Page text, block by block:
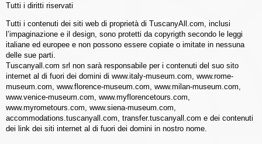
Tutti i diritti riservati
Tutti i contenuti dei siti web di proprietà di TuscanyAll.com, inclusi
l’impaginazione e il design, sono protetti da copyrigth secondo le leggi
italiane ed europee e non possono essere copiate o imitate in nessuna
delle sue parti.
Tuscanyall.com srl non sarà responsabile per i contenuti del suo sito
internet al di fuori dei domini di www.italy-museum.com, www.rome-
museum.com, www.florence-museum.com, www.milan-museum.com,
www.venice-museum.com, www.myflorencetours.com,
www.myrometours.com, www.siena-museum.com,
accommodations.tuscanyall.com, transfer.tuscanyall.com e dei contenuti
dei link dei siti internet al di fuori dei domini in nostro nome.